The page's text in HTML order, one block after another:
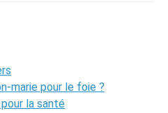
marie pour le foie ?
la santé